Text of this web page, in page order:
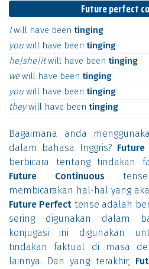
Future perfect
Iwill have been tinging
you will have been tinging
he|she|itwill have been tinging
wewill have been tinging
you will have been tinging
theywill have been tinging
Bagaimana anda
dalam bahasa Inggris?
berbicara tentang tindakan
Future Continuous tense
membicarakan hal-hal yang
Future Perfect tense adalah
sering digunakan dalam
konjugasi ini digunakan
tindakan faktual di masa
lainnya. Dan yang terakhir,